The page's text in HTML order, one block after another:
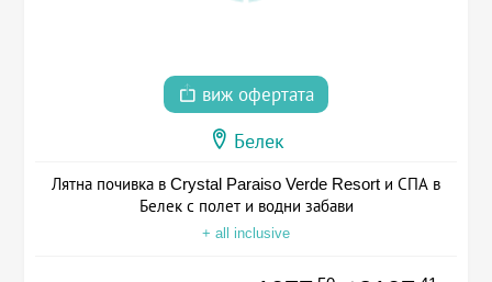
виж офертата
Белек
Лятна почивка в Crystal Paraiso Verde Resort и СПА в
Белек с полет и водни забави
+ all inclusive